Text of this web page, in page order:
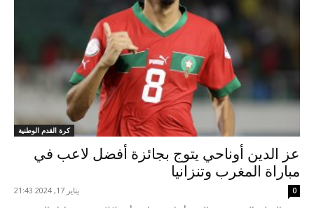
كرة القدم الوطنية
عز الدين أوناحي يتوج بجائزة أفضل لاعب في
مباراة المغرب وتنزانيا
يناير 17, 2024 21:43 0